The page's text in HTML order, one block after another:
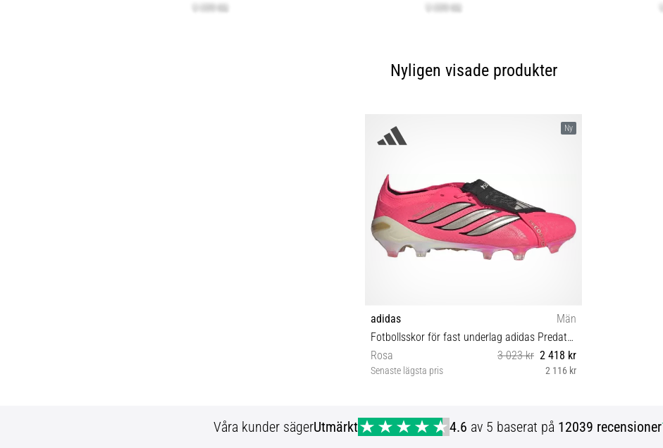
Nyligen visade produkter
Ny
adidas
Män
Fotbollsskor för fast underlag adidas Predator Elite Fold Over Tongue FG
Rosa
3 023 kr 2 418 kr
Senaste lägsta pris 2 116 kr
47⅓ 48
Våra kunder sägerUtmärkt 4.6 av 5 baserat på 12039 recensioner